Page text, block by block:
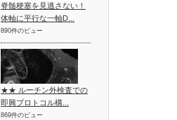
脊髄梗塞を見逃さない！
体軸に平行な一軸D...
890件のビュー
★★ ルーチン外検査での
即興プロトコル構...
869件のビュー